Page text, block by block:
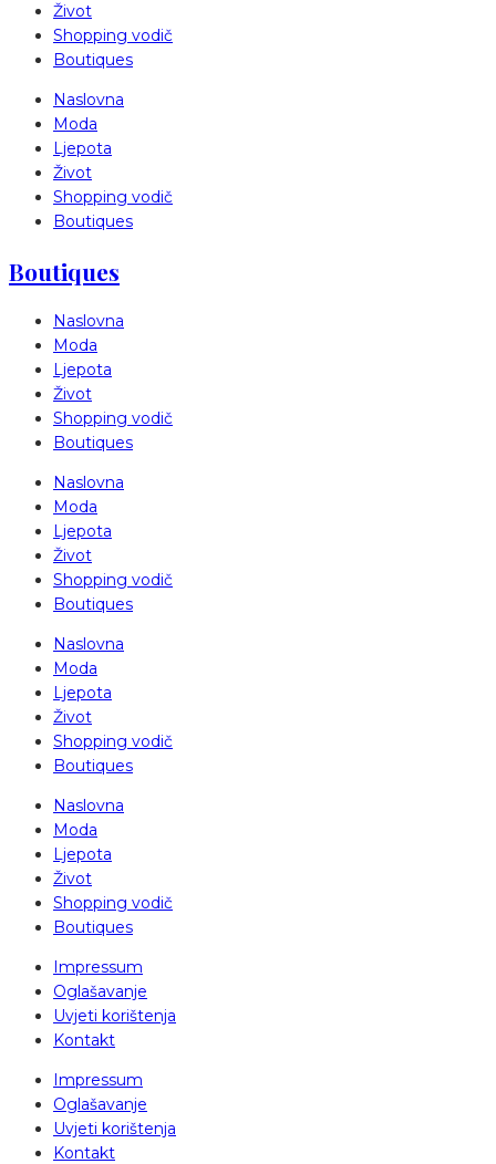
Život
Shopping vodič
Boutiques
Naslovna
Moda
Ljepota
Život
Shopping vodič
Boutiques
Boutiques
Naslovna
Moda
Ljepota
Život
Shopping vodič
Boutiques
Naslovna
Moda
Ljepota
Život
Shopping vodič
Boutiques
Naslovna
Moda
Ljepota
Život
Shopping vodič
Boutiques
Naslovna
Moda
Ljepota
Život
Shopping vodič
Boutiques
Impressum
Oglašavanje
Uvjeti korištenja
Kontakt
Impressum
Oglašavanje
Uvjeti korištenja
Kontakt